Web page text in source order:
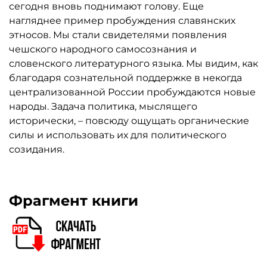
сегодня вновь поднимают голову. Еще
нагляднее пример пробуждения славянских
этносов. Мы стали свидетелями появления
чешского народного самосознания и
словенского литературного языка. Мы видим, как
благодаря сознательной поддержке в некогда
централизованной России пробуждаются новые
народы. Задача политика, мыслящего
исторически, – повсюду ощущать органические
силы и использовать их для политического
созидания.
Фрагмент книги